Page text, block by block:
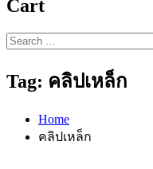
Cart
Search
for:
Tag: คลิปเหล็ก
Home
คลิปเหล็ก